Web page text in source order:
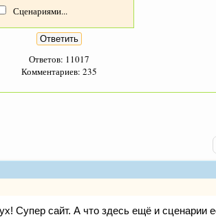
Сценариями...
Ответов: 11017
Комментариев: 235
Супер сайт. А что здесь ещё и сценарии